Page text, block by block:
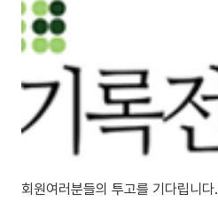
회원여러분들의 투고를 기다립니다.